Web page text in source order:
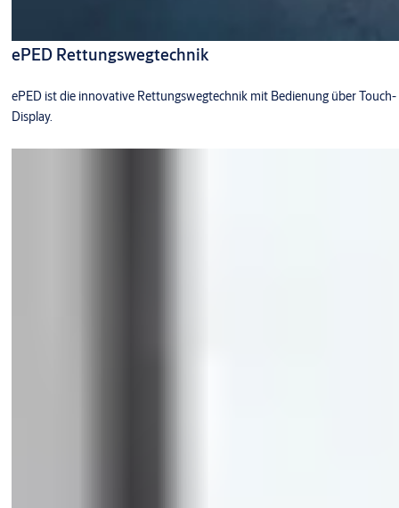
ePED Rettungswegtechnik
ePED ist die innovative Rettungswegtechnik mit Bedienung über Touch-
Display.